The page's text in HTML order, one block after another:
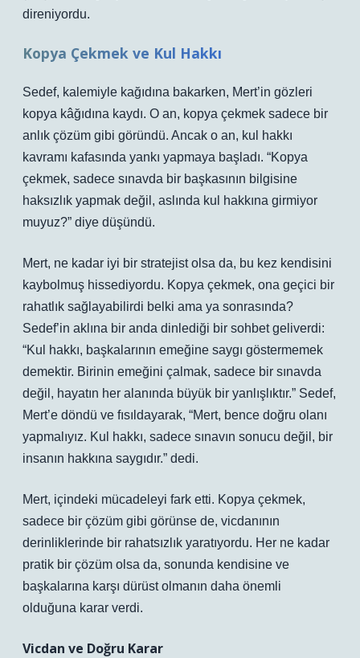
direniyordu.
Kopya Çekmek ve Kul Hakkı
Sedef, kalemiyle kağıdına bakarken, Mert’in gözleri
kopya kâğıdına kaydı. O an, kopya çekmek sadece bir
anlık çözüm gibi göründü. Ancak o an, kul hakkı
kavramı kafasında yankı yapmaya başladı. “Kopya
çekmek, sadece sınavda bir başkasının bilgisine
haksızlık yapmak değil, aslında kul hakkına girmiyor
muyuz?” diye düşündü.
Mert, ne kadar iyi bir stratejist olsa da, bu kez kendisini
kaybolmuş hissediyordu. Kopya çekmek, ona geçici bir
rahatlık sağlayabilirdi belki ama ya sonrasında?
Sedef’in aklına bir anda dinlediği bir sohbet geliverdi:
“Kul hakkı, başkalarının emeğine saygı göstermemek
demektir. Birinin emeğini çalmak, sadece bir sınavda
değil, hayatın her alanında büyük bir yanlışlıktır.” Sedef,
Mert’e döndü ve fısıldayarak, “Mert, bence doğru olanı
yapmalıyız. Kul hakkı, sadece sınavın sonucu değil, bir
insanın hakkına saygıdır.” dedi.
Mert, içindeki mücadeleyi fark etti. Kopya çekmek,
sadece bir çözüm gibi görünse de, vicdanının
derinliklerinde bir rahatsızlık yaratıyordu. Her ne kadar
pratik bir çözüm olsa da, sonunda kendisine ve
başkalarına karşı dürüst olmanın daha önemli
olduğuna karar verdi.
Vicdan ve Doğru Karar